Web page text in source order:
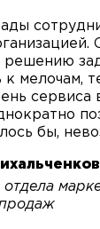
решению
к мелочам,
сервиса
бы,